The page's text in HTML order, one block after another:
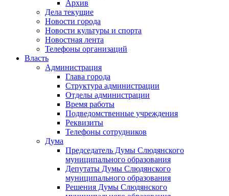
Архив
Дела текущие
Новости города
Новости культуры и спорта
Новостная лента
Телефоны организаций
Власть
Администрация
Глава города
Структура администрации
Отделы администрации
Время работы
Подведомственные учреждения
Реквизиты
Телефоны сотрудников
Дума
Председатель Думы Слюдянского
муниципального образования
Депутаты Думы Слюдянского
муниципального образования
Решения Думы Слюдянского